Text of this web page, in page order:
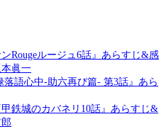
Rougeルージュ6話』あらすじ&感
眞一
語心中-助六再び篇- 第3話』あら
鉄城のカバネリ10話』あらすじ&